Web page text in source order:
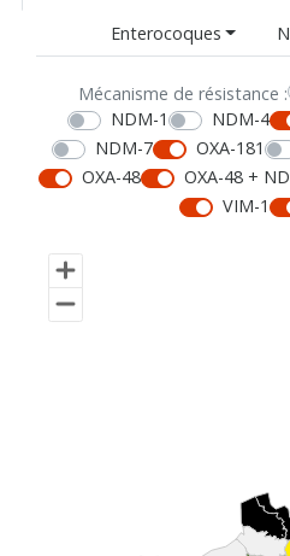
Enterocoques
Mécanisme de résistance :
NDM-1
NDM-4
NDM-7
OXA-181
OXA-48
OXA-48 +
VIM-1